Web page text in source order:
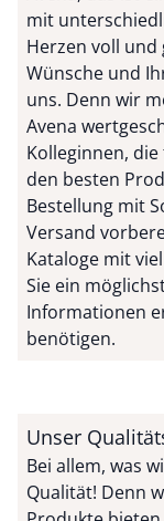
mit
Herzen voll und
Wünsche und
uns. Denn wir
Avena
Kolleginnen,
den besten
Bestellung mit
Versand
Kataloge mit
Sie ein
Informationen
benötigen.
Unser
Bei allem, was
Qualität! Denn